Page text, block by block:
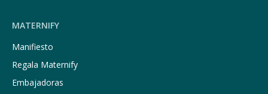
MATERNIFY
Manifiesto
Regala Maternify
Embajadoras